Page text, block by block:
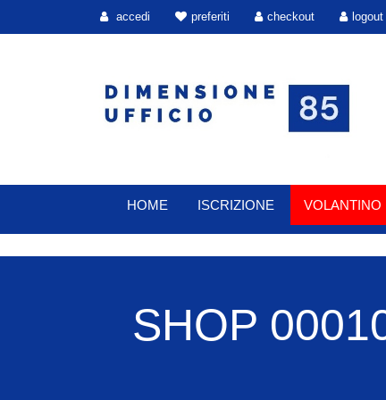
accedi preferiti checkout logout
HOME ISCRIZIONE VOLANTINO
SHOP